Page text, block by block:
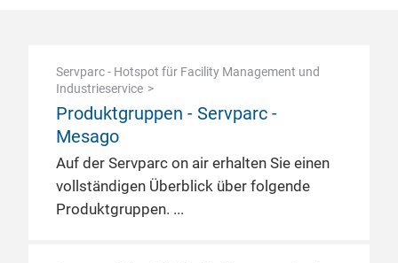
Servparc - Hotspot für Facility Management und
Industrieservice
Produktgruppen - Servparc -
Mesago
Auf der Servparc on air erhalten Sie einen
vollständigen Überblick über folgende
Produktgruppen.